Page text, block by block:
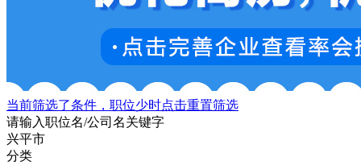
当前筛选了条件，职位少时点击重置筛选
请输入职位名/公司名关键字
兴平市
分类